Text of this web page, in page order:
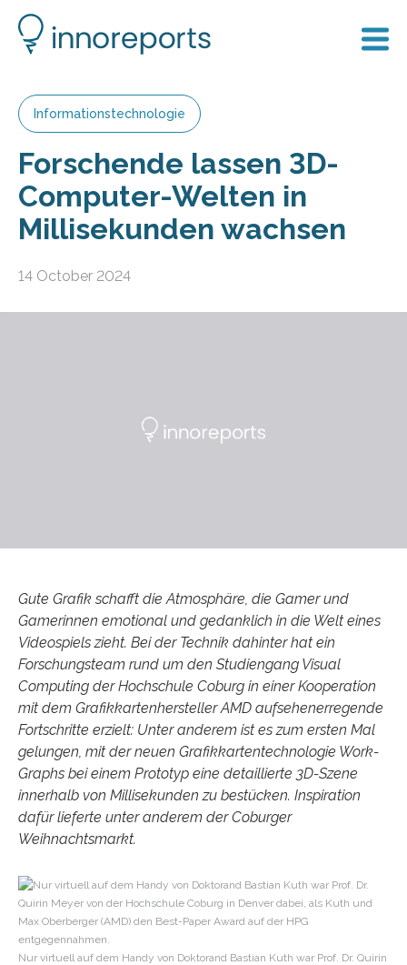
Informationstechnologie
Forschende lassen 3D-
Computer-Welten in
Millisekunden wachsen
14 October 2024
Gute Grafik schafft die Atmosphäre, die Gamer und
Gamerinnen emotional und gedanklich in die Welt eines
Videospiels zieht. Bei der Technik dahinter hat ein
Forschungsteam rund um den Studiengang Visual
Computing der Hochschule Coburg in einer Kooperation
mit dem Grafikkartenhersteller AMD aufsehenerregende
Fortschritte erzielt: Unter anderem ist es zum ersten Mal
gelungen, mit der neuen Grafikkartentechnologie Work-
Graphs bei einem Prototyp eine detaillierte 3D-Szene
innerhalb von Millisekunden zu bestücken. Inspiration
dafür lieferte unter anderem der Coburger
Weihnachtsmarkt.
Nur virtuell auf dem Handy von Doktorand Bastian Kuth war Prof. Dr. Quirin